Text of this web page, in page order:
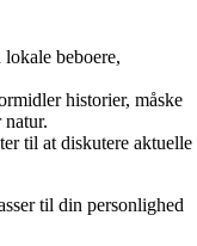
beboere,
historier, måske
til at diskutere aktuelle
til din personlighed